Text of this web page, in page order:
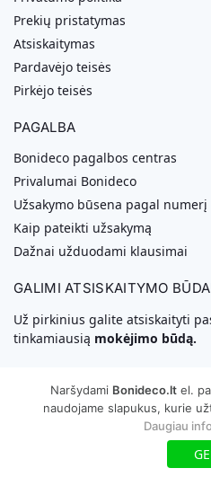
Prekių pristatymas
Atsiskaitymas
Pardavėjo teisės
Pirkėjo teisės
PAGALBA
Bonideco pagalbos centras
Privalumai Bonideco
Užsakymo būsena pagal numerį
Kaip pateikti užsakymą
Dažnai užduodami klausimai
GALIMI ATSISKAITYMO
Už pirkinius galite atsiskaityti
tinkamiausią mokėjimo būdą.
Naršydami Bonideco.lt el.
naudojame slapukus, kurie
Daugiau